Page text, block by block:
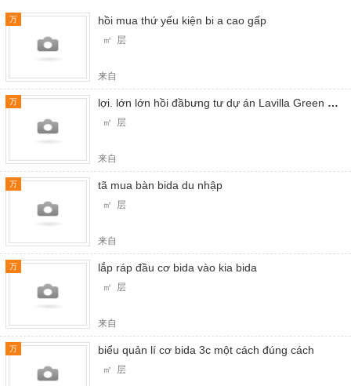
万 hồi mua thứ yếu kiện bi a cao gấp
㎡ 层
来自
万 lợi. lớn lớn hồi đầbưng tư dự án Lavilla Green City
㎡ 层
来自
万 tã mua bàn bida du nhập
㎡ 层
来自
万 lắp ráp đầu cơ bida vào kia bida
㎡ 层
来自
万 biểu quản lí cơ bida 3c một cách đúng cách
㎡ 层